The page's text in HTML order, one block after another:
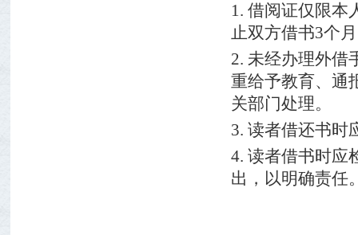
1. 借阅证仅限本
止双方借书3个
2. 未经办理外借
重给予教育、通
关部门处理。
3. 读者借还书时
4. 读者借书时应
出，以明确责任